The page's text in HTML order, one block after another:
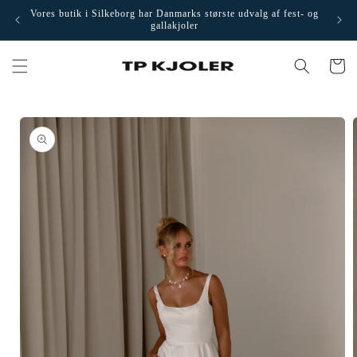
Gå til
Vores butik i Silkeborg har Danmarks største udvalg af fest- og
gallakjoler
til